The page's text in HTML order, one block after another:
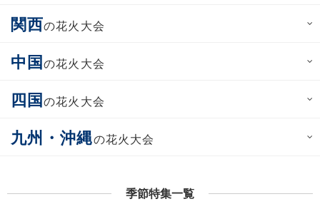
関西の花火大会
中国の花火大会
四国の花火大会
九州・沖縄の花火大会
季節特集一覧